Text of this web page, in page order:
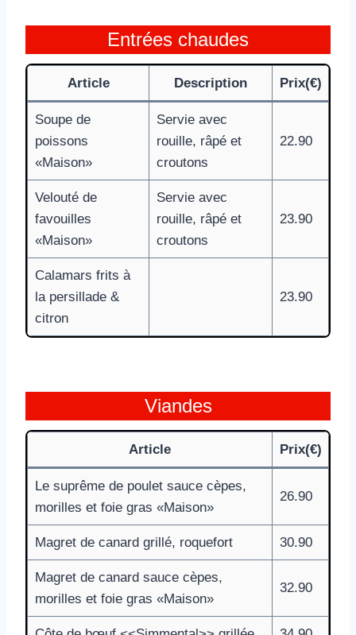
Entrées chaudes
Article Description Prix(€)
Soupe de
poissons
«Maison»
Servie avec
rouille, râpé et
croutons
22.90
Velouté de
favouilles
«Maison»
Servie avec
rouille, râpé et
croutons
23.90
Calamars frits à
la persillade &
citron
23.90
Viandes
Article Prix(€)
Le suprême de poulet sauce cèpes,
morilles et foie gras «Maison»
26.90
Magret de canard grillé, roquefort 30.90
Magret de canard sauce cèpes,
morilles et foie gras «Maison»
32.90